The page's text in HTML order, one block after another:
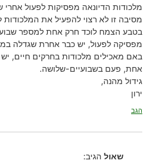
מלכודות הדיונאה מפסיקות לפעול
מסיבה זו לא רצוי להפעיל את המלכודות
בטבע הצמח לוכד חרק אחת למספר
מפסיקה לפעול, יש כבר אחרת שגדלה
באם מאכילים מלכודות בחרקים חיים,
אחת, פעם בשבועיים-שלושה.
גידול מהנה,
ירון
הגב
שאול הגיב: